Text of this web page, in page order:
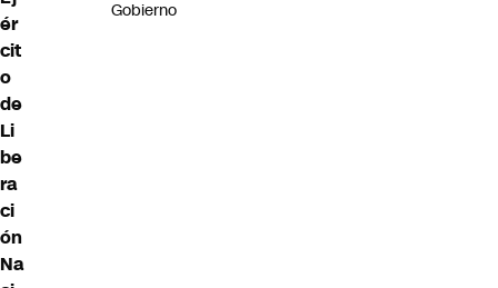
ér
cit
o
de
Li
be
ra
ci
ón
Na
Gobierno